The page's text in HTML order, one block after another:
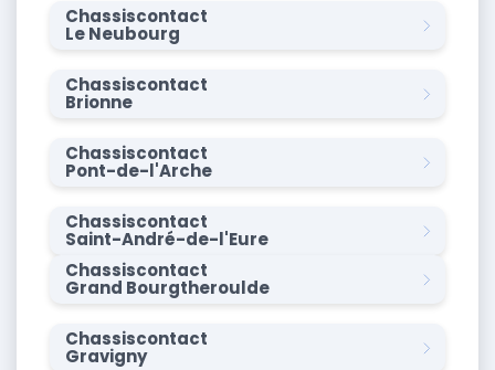
Chassiscontact
Le Neubourg
Chassiscontact
Brionne
Chassiscontact
Pont-de-l'Arche
Chassiscontact
Saint-André-de-l'Eure
Chassiscontact
Grand Bourgtheroulde
Chassiscontact
Gravigny